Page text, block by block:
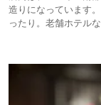
造りになっています
ったり。老舗ホテル